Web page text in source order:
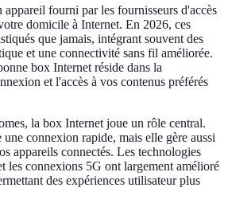
appareil fourni par les fournisseurs d'accès
domicile à Internet. En 2026, ces
que jamais, intégrant souvent des
et une connectivité sans fil améliorée.
box Internet réside dans la
et l'accès à vos contenus préférés
la box Internet joue un rôle central.
connexion rapide, mais elle gère aussi
appareils connectés. Les technologies
les connexions 5G ont largement amélioré
des expériences utilisateur plus